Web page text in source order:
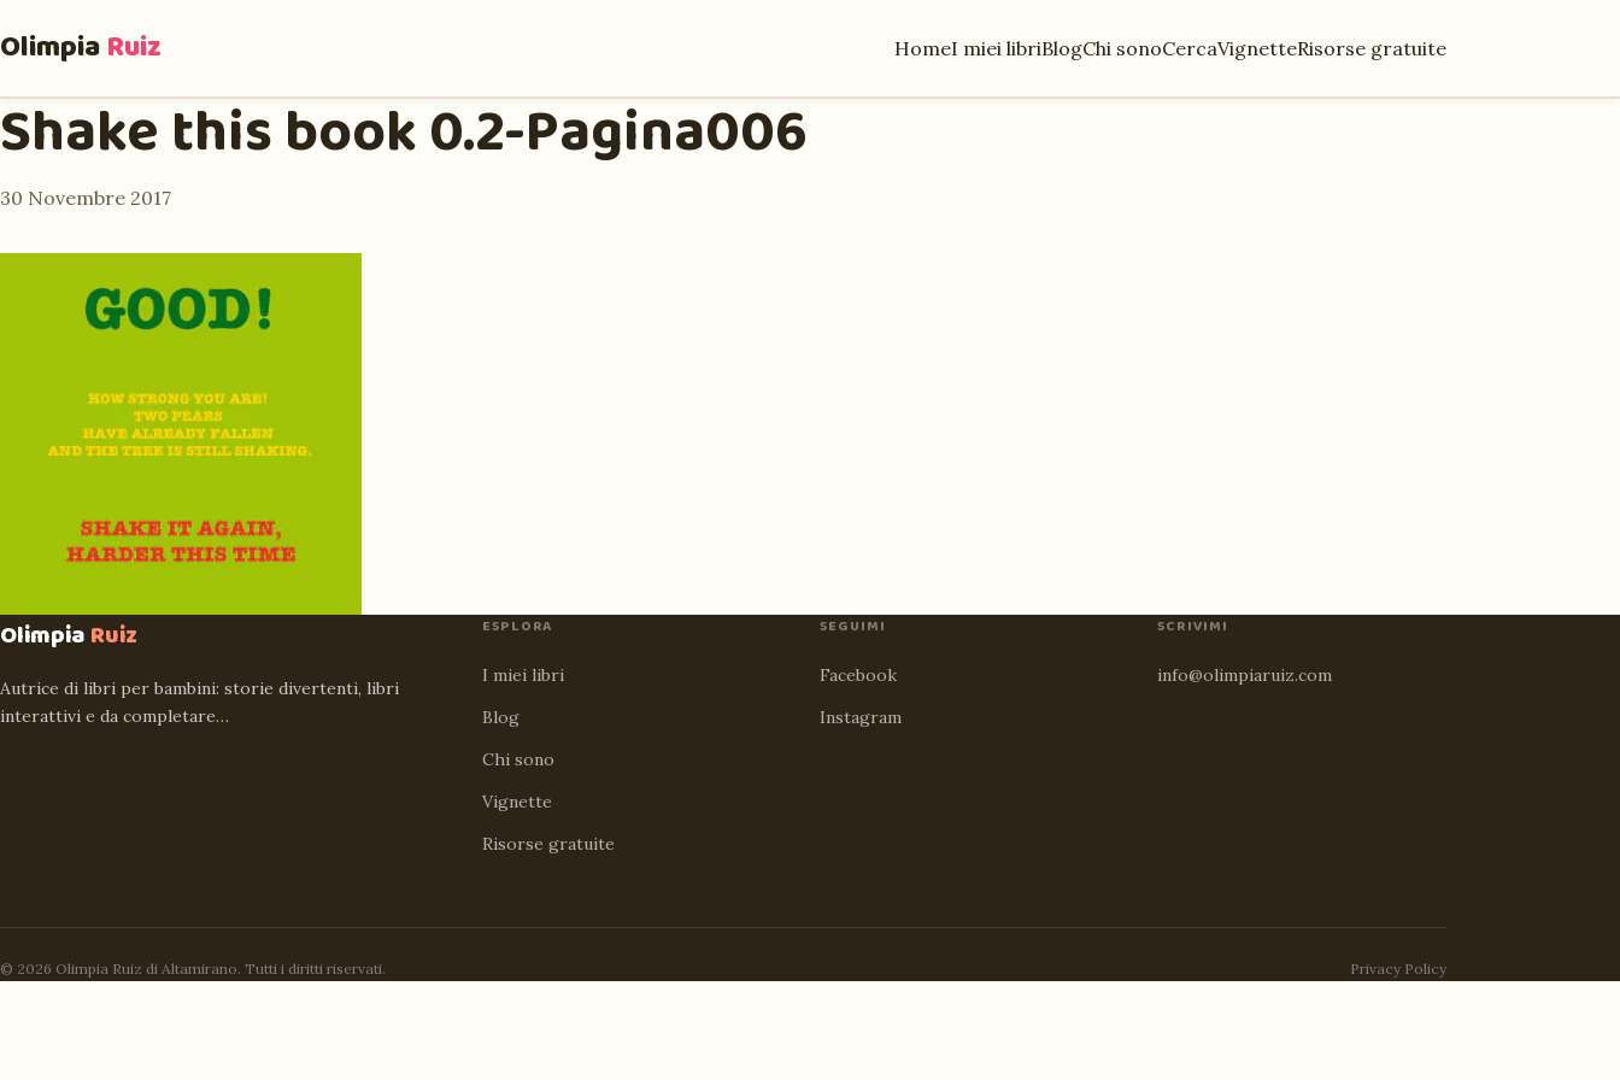
OlimpiaRuiz HomeI miei libriBlogChi sonoCercaVignetteRisorse gratuite
Shake this book 0.2-Pagina006
30 Novembre 2017
OlimpiaRuiz
Autrice di libri per bambini: storie divertenti, libri
interattivi e da completare…
ESPLORA
I miei libri
Blog
Chi sono
Vignette
Risorse gratuite
SEGUIMI
Facebook
Instagram
SCRIVIMI
info@olimpiaruiz.com
© 2026 Olimpia Ruiz di Altamirano. Tutti i diritti riservati. Privacy Policy